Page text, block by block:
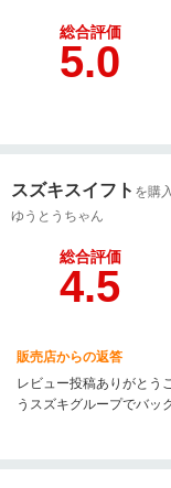
総合評価
5.0
スズキスイフト を購
ゆうとうちゃん
総合評価
4.5
販売店からの返答
レビュー投稿ありがとう
うスズキグループでバッ